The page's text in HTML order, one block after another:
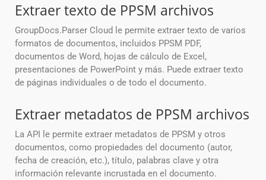
Extraer texto de PPSM archivos
GroupDocs.Parser Cloud le permite extraer texto de varios
formatos de documentos, incluidos PPSM PDF,
documentos de Word, hojas de cálculo de Excel,
presentaciones de PowerPoint y más. Puede extraer texto
de páginas individuales o de todo el documento.
Extraer metadatos de PPSM archivos
La API le permite extraer metadatos de PPSM y otros
documentos, como propiedades del documento (autor,
fecha de creación, etc.), título, palabras clave y otra
información relevante incrustada en el documento.